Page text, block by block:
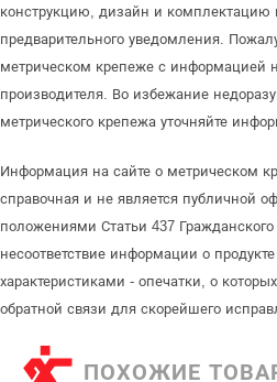
конструкцию, дизайн и комплектацию
предварительного уведомления.
метрическом крепеже с информацией
производителя. Во избежание
метрического крепежа уточняйте
Информация на сайте о метрическом
справочная и не является публичной
положениями Статьи 437
несоответствие информации о
характеристиками - опечатки, о
обратной связи для скорейшего
ПОХОЖИЕ